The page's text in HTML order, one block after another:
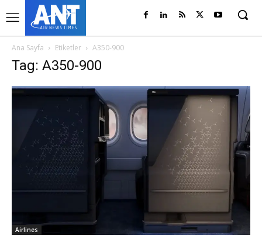
Ana Sayfa Etiketler A350-900
Tag: A350-900
Airlines